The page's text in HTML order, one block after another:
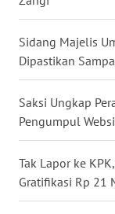
Sidang Majelis
Dipastikan
Saksi Ungkap
Pengumpul
Tak Lapor ke
Gratifikasi Rp 21
WN
INDRAMAYU
KUNINGAN
MAJALENGKA